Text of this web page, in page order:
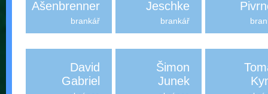
Ašenbrenner
brankář
Jeschke
brankář
David
Gabriel
Šimon
Junek